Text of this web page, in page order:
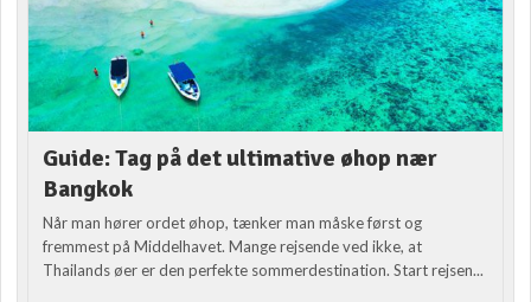
Guide: Tag på det ultimative øhop nær
Bangkok
Når man hører ordet øhop, tænker man måske først og
fremmest på Middelhavet. Mange rejsende ved ikke, at
Thailands øer er den perfekte sommerdestination. Start rejsen...